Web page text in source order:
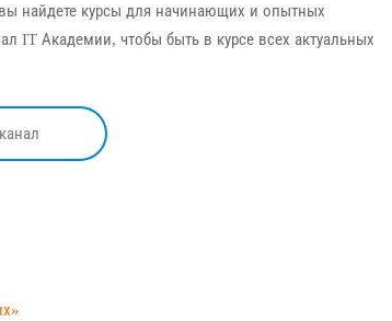
найдете курсы для начинающих и опытных
IT Академии, чтобы быть в курсе всех актуальных